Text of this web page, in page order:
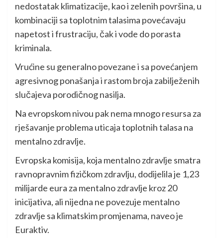
nedostatak klimatizacije, kao i zelenih površina, u
kombinaciji sa toplotnim talasima povećavaju
napetost i frustraciju, čak i vode do porasta
kriminala.
Vrućine su generalno povezane i sa povećanjem
agresivnog ponašanja i rastom broja zabilježenih
slučajeva porodičnog nasilja.
Na evropskom nivou pak nema mnogo resursa za
rješavanje problema uticaja toplotnih talasa na
mentalno zdravlje.
Evropska komisija, koja mentalno zdravlje smatra
ravnopravnim fizičkom zdravlju, dodijelila je 1,23
milijarde eura za mentalno zdravlje kroz 20
inicijativa, ali nijedna ne povezuje mentalno
zdravlje sa klimatskim promjenama, naveo je
Euraktiv.